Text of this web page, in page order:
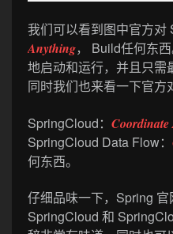
我们可以看到图中官方对
Anything， Build任何东
地启动和运行，并且只需
同时我们也来看一下官方
SpringCloud：
SpringCloud Data Flow：
何东西。
仔细品味一下，Spring 官
SpringCloud 和